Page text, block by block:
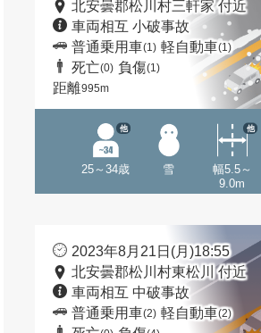
北安曇郡松川村三軒家 付近
車両相互 小破事故
普通乗用車(1) 軽自動車(1)
死亡(0) 負傷(1)
距離995m
25～34歳
他
雪
幅5.5～
9.0m
他
2023年8月21日(月)18:55
北安曇郡松川村東松川 付近
車両相互 中破事故
普通乗用車(2) 軽自動車(2)